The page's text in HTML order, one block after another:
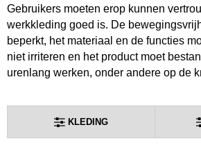
Gebruikers moeten erop kunnen
werkkleding goed is. De
beperkt, het materiaal en de functies
niet irriteren en het product moet
urenlang werken, onder andere op de
KLEDING